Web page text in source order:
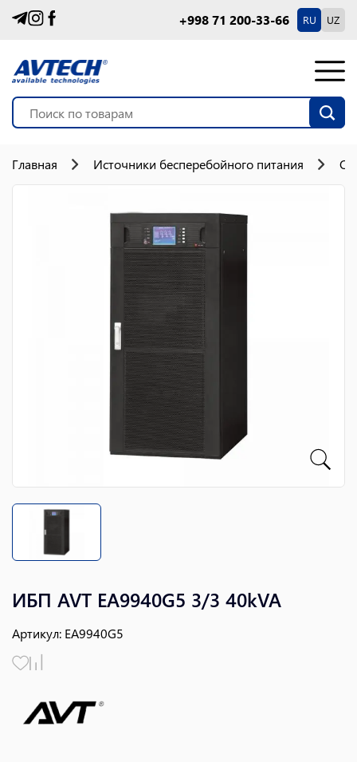
+998 71 200-33-66 RU UZ
Главная Источники бесперебойного питания
ИБП AVT EA9940G5 3/3 40kVA
Артикул: EA9940G5